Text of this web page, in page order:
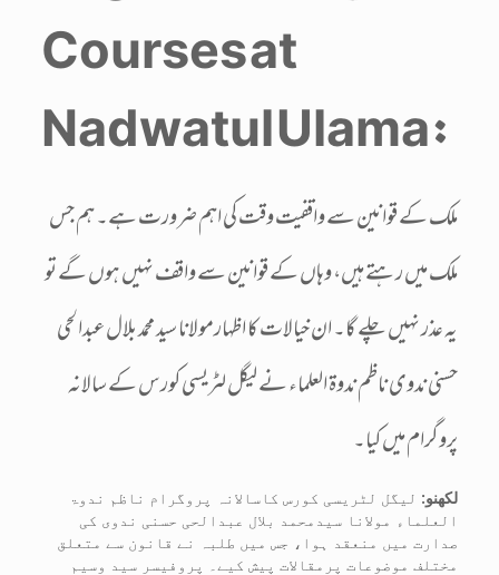
Courses at
Nadwatul Ulama:
ملک کے قوانین سے واقفیت وقت کی اہم ضرورت ہے۔ ہم جس
ملک میں رہتے ہیں، وہاں کے قوانین سے واقف نہیں ہوں گے تو
یہ عذر نہیں چلے گا۔ ان خیالات کا اظہارمولانا سید محمد بلال عبدالحی
حسنی ندوی ناظم ندوۃ العلماء نے لیگل لٹریسی کورس کے سالانہ
پروگرام میں کیا۔
لکھنو: لیگل لٹریسی کورس کاسالانہ پروگرام ناظم ندوۃ
العلماء مولانا سیدمحمد بلال عبدالحی حسنی ندوی کی
صدارت میں منعقد ہوا، جس میں طلبہ نے قانون سے متعلق
مختلف موضوعات پرمقالات پیش کیے۔ پروفیسر سید وسیم